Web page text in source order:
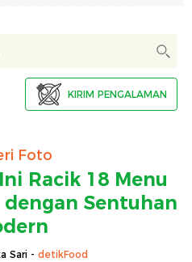
KIRIM PENGALAMAN
Foto
Racik 18 Menu
Sentuhan
Sari - detikFood